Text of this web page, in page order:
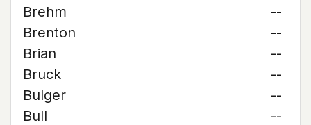
Brehm
--
Brenton
--
Brian
--
Bruck
--
Bulger
--
Bull
--